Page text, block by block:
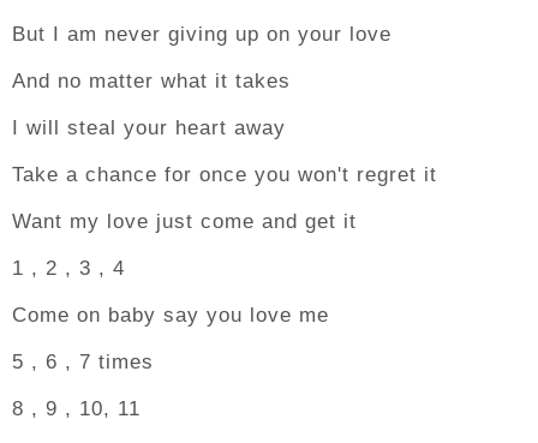
But I am never giving up on your love
And no matter what it takes
I will steal your heart away
Take a chance for once you won't regret it
Want my love just come and get it
1 , 2 , 3 , 4
Come on baby say you love me
5 , 6 , 7 times
8 , 9 , 10, 11